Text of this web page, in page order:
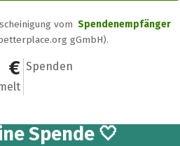
vom Spendenempfänger
gGmbH).
100 €
1
Spenden
Spende 🤍